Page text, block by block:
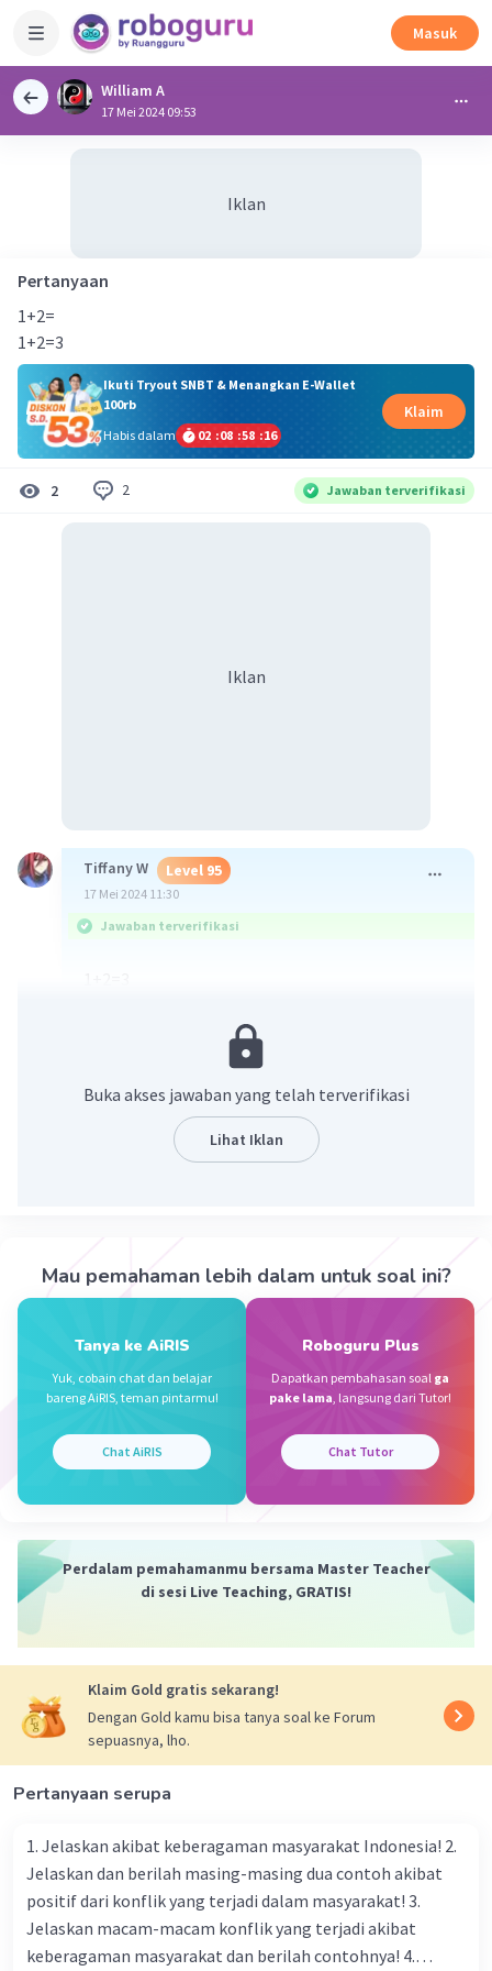
Masuk
William A
17 Mei 2024 09:53
Iklan
Pertanyaan
1+2=
1+2=3
Ikuti Tryout SNBT & Menangkan E-Wallet
100rb
Habis dalam
02 :08 :58 :16
Klaim
2 2 Jawaban terverifikasi
Iklan
Tiffany W Level 95
17 Mei 2024 11:30
Jawaban terverifikasi
Okta V Level 1
21 Mei 2024 14:07
Level 100
17 Mei 2024 11:23
1+2=3
Beri Rating·0.0(0) Balas
Hana H Level 1
17 Mei 2024 13:08
Jawaban terverifikasi
Buka akses jawaban yang telah terverifikasi
Lihat Iklan
Mau pemahaman lebih dalam untuk soal ini?
Tanya ke AiRIS
Yuk, cobain chat dan belajar
bareng AiRIS, teman pintarmu!
Chat AiRIS
Roboguru Plus
Dapatkan pembahasan soal ga
pake lama, langsung dari Tutor!
Chat Tutor
Perdalam pemahamanmu bersama Master Teacher
di sesi Live Teaching, GRATIS!
Klaim Gold gratis sekarang!
Dengan Gold kamu bisa tanya soal ke Forum
sepuasnya, lho.
Pertanyaan serupa
1. Jelaskan akibat keberagaman masyarakat Indonesia! 2.
Jelaskan dan berilah masing-masing dua contoh akibat
positif dari konflik yang terjadi dalam masyarakat! 3.
Jelaskan macam-macam konflik yang terjadi akibat
keberagaman masyarakat dan berilah contohnya! 4.